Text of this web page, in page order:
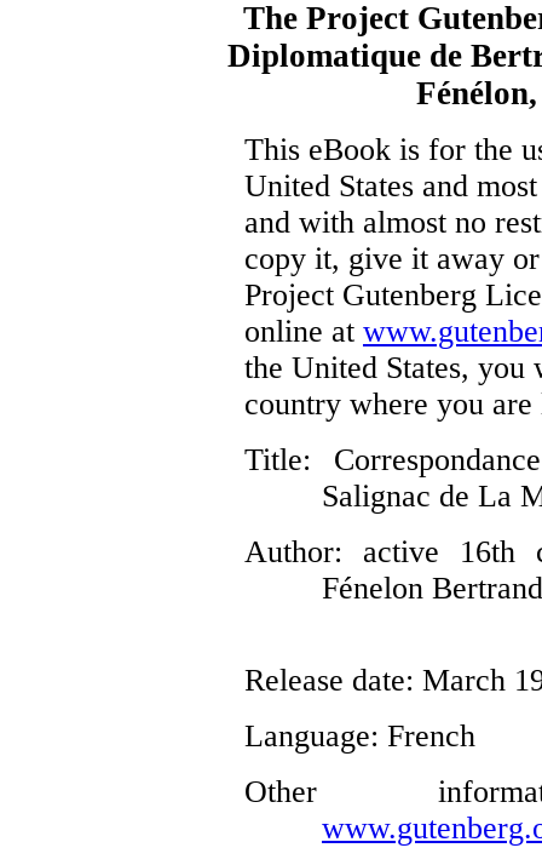
The Project
Diplomatique de
This eBook is for the
United States and
and with almost no
copy it, give it away
Project Gutenberg
online at
the United States,
country where you
Title:
Salignac de La
Author: active 16th
Fénelon
Release date: March
Language: French
Other